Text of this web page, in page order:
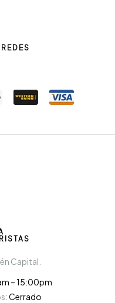
Capital.
– 15:00pm
Cerrado